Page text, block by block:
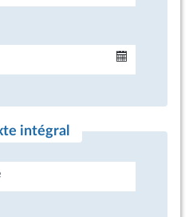
intégral